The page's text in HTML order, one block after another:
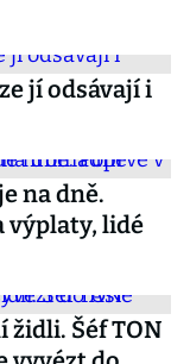
jí odsávají i
na dně.
výplaty, lidé
židli. Šéf TON